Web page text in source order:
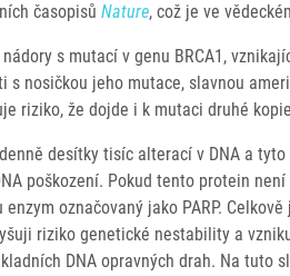
časopisů Nature, což je ve
s mutací v genu BRCA1,
s nosičkou jeho mutace, slavnou
riziko, že dojde i k mutaci druhé
desítky tisíc alterací v DNA a
poškození. Pokud tento protein
označovaný jako PARP.
riziko genetické nestability a
DNA opravných drah. Na